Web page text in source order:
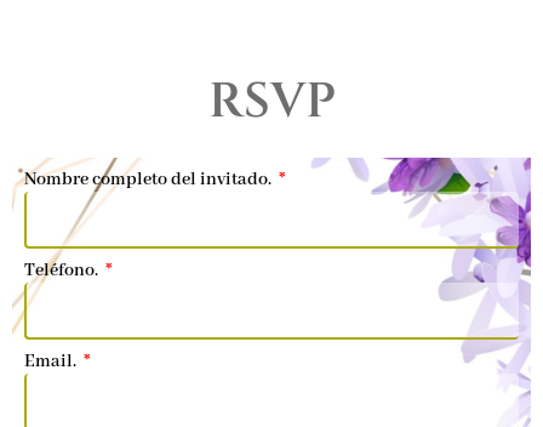
RSVP
Nombre completo del invitado.
Teléfono.
Email.